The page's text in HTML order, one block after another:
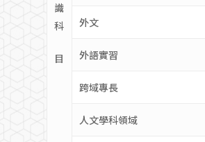
識
科
目
外文
外語實習
跨域專長
人文學科領域